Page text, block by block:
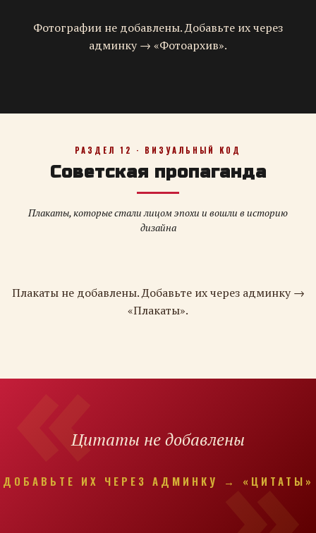
Фотографии не добавлены. Добавьте их через
админку → «Фотоархив».
РАЗДЕЛ 12 · ВИЗУАЛЬНЫЙ КОД
Советская пропаганда
Плакаты, которые стали лицом эпохи и вошли в историю
дизайна
Плакаты не добавлены. Добавьте их через админку →
«Плакаты».
Цитаты не добавлены
ДОБАВЬТЕ ИХ ЧЕРЕЗ АДМИНКУ → «ЦИТАТЫ»